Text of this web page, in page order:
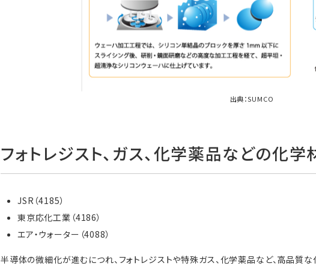
出典：SUMCO
フォトレジスト、ガス、化学薬品などの化学
JSR（4185）
東京応化工業（4186）
エア・ウォーター（4088）
半導体の微細化が進むにつれ、フォトレジストや特殊ガス、化学薬品など、高品質